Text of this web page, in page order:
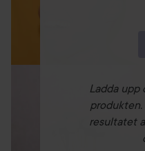
Ladda upp
resultatet